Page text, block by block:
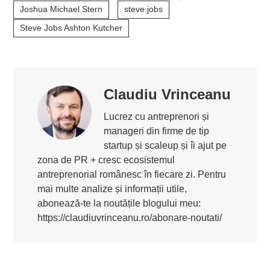
Joshua Michael Stern
steve jobs
Steve Jobs Ashton Kutcher
Claudiu Vrinceanu
Lucrez cu antreprenori și
manageri din firme de tip
startup și scaleup și îi ajut pe
zona de PR + cresc ecosistemul
antreprenorial românesc în fiecare zi. Pentru
mai multe analize și informații utile,
abonează-te la noutățile blogului meu:
https://claudiuvrinceanu.ro/abonare-noutati/